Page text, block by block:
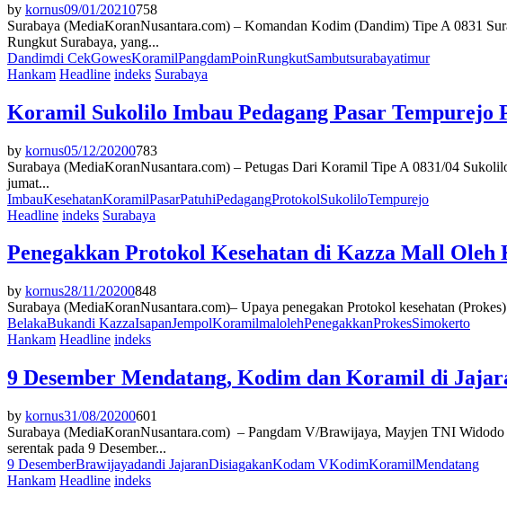
by kornus09/01/20210758
Surabaya (MediaKoranNusantara.com) – Komandan Kodim (Dandim) Tipe A 0831
Rungkut Surabaya, yang...
Dandimdi CekGowesKoramilPangdamPoinRungkutSambutsurabayatimur
Hankam Headline indeks Surabaya
Koramil Sukolilo Imbau Pedagang Pasar Tempurejo
by kornus05/12/20200783
Surabaya (MediaKoranNusantara.com) – Petugas Dari Koramil Tipe A 0831/04
jumat...
ImbauKesehatanKoramilPasarPatuhiPedagangProtokolSukoliloTempurejo
Headline indeks Surabaya
Penegakkan Protokol Kesehatan di Kazza Mall
by kornus28/11/20200848
Surabaya (MediaKoranNusantara.com)– Upaya penegakan Protokol kesehatan
BelakaBukandi KazzaIsapanJempolKoramilmalolehPenegakkanProkesSimokerto
Hankam Headline indeks
9 Desember Mendatang, Kodim dan Koramil di
by kornus31/08/20200601
Surabaya (MediaKoranNusantara.com) – Pangdam V/Brawijaya, Mayjen TNI
serentak pada 9 Desember...
9 DesemberBrawijayadandi JajaranDisiagakanKodam VKodimKoramilMendatang
Hankam Headline indeks